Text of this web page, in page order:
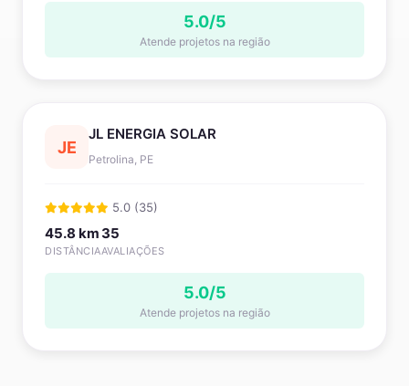
5.0/5
Atende projetos na região
JE
JL ENERGIA SOLAR
Petrolina, PE
5.0 (35)
45.8 km
DISTÂNCIA
35
AVALIAÇÕES
5.0/5
Atende projetos na região